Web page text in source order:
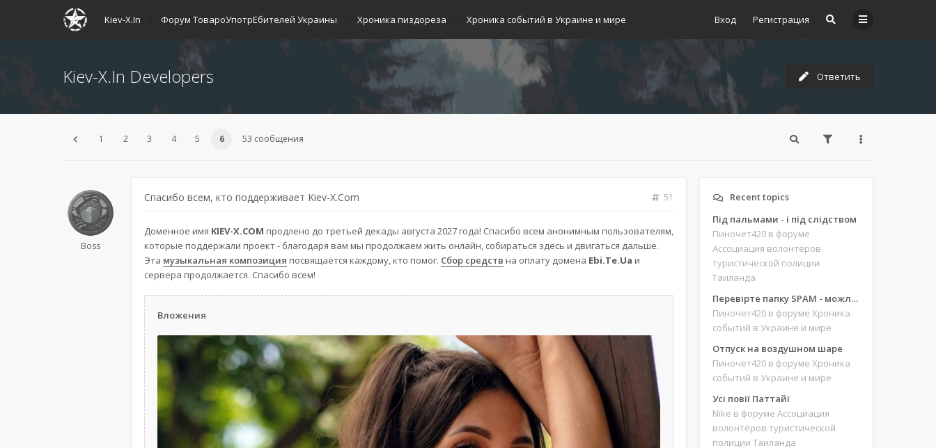
Вход Регистрация
Kiev-X.In Форум ТовароУпотрЕбителей Украины Хроника пиздореза Хроника событий в Украине и мире
Kiev-X.In Developers Ответить
1 2 3 4 5 6 53 сообщения
Boss
Спасибо всем, кто поддерживает Kiev-X.Com 51
Доменное имя KIEV-X.COM продлено до третьей декады августа 2027 года! Спасибо всем анонимным пользователям,
которые поддержали проект - благодаря вам мы продолжаем жить онлайн, собираться здесь и двигаться дальше.
Эта музыкальная композиция посвящается каждому, кто помог. Сбор средств на оплату домена Ebi.Te.Ua и
сервера продолжается. Спасибо всем!
Вложения
Recent topics
Під пальмами - і під слідством
Пиночет420 в форуме
Ассоциация волонтёров
туристической полиции
Таиланда
Перевірте папку SPAM - можливо, ви щось пропустили
Пиночет420 в форуме Хроника
событий в Украине и мире
Отпуск на воздушном шаре
Пиночет420 в форуме Хроника
событий в Украине и мире
Усі повії Паттайї
Nike в форуме Ассоциация
волонтёров туристической
полиции Таиланда